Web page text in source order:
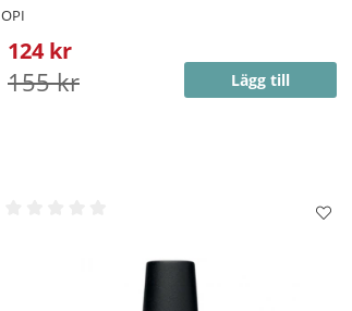
OPI
124 kr
155 kr Lägg till